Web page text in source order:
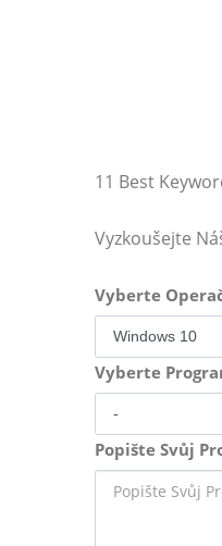
11 Best
Vyzkoušejte
Vyberte
Vyberte
Popište Svůj